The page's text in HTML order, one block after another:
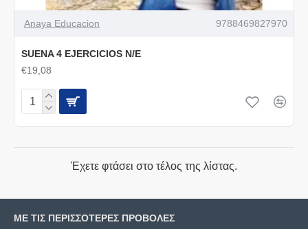
Anaya Educacion 9788469827970
SUENA 4 EJERCICIOS N/E
€19,08
Έχετε φτάσει στο τέλος της λίστας.
ΜΕ ΤΙΣ ΠΕΡΙΣΣΌΤΕΡΕΣ ΠΡΟΒΟΛΈΣ